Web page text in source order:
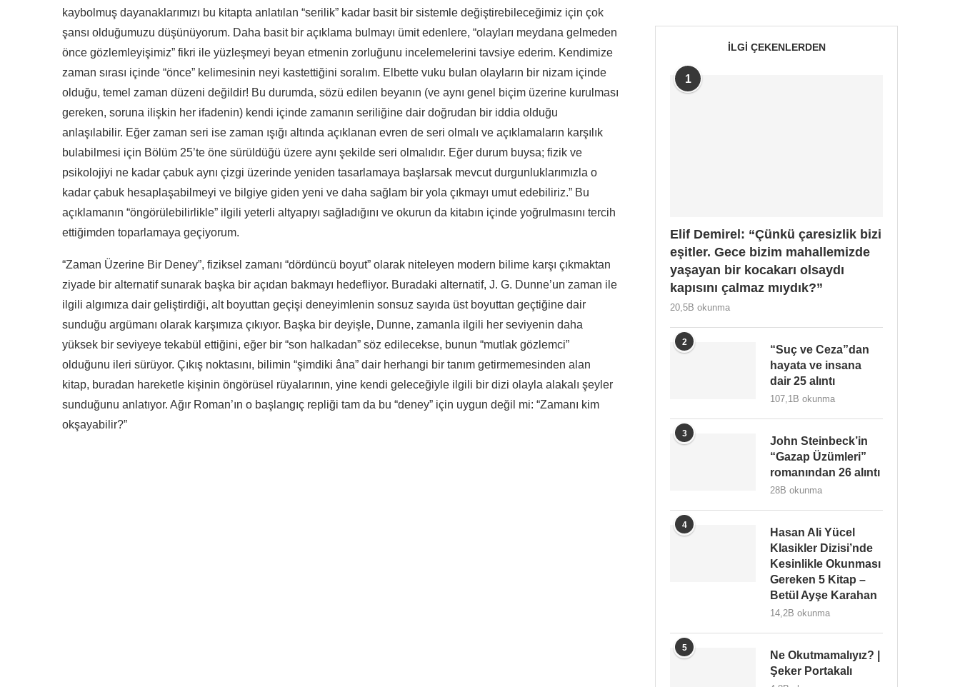
kaybolmuş dayanaklarımızı bu kitapta anlatılan “serilik” kadar basit bir sistemle değiştirebileceğimiz için çok
şansı olduğumuzu düşünüyorum. Daha basit bir açıklama bulmayı ümit edenlere, “olayları meydana gelmeden
önce gözlemleyişimiz” fikri ile yüzleşmeyi beyan etmenin zorluğunu incelemelerini tavsiye ederim. Kendimize
zaman sırası içinde “önce” kelimesinin neyi kastettiğini soralım. Elbette vuku bulan olayların bir nizam içinde
olduğu, temel zaman düzeni değildir! Bu durumda, sözü edilen beyanın (ve aynı genel biçim üzerine kurulması
gereken, soruna ilişkin her ifadenin) kendi içinde zamanın seriliğine dair doğrudan bir iddia olduğu
anlaşılabilir. Eğer zaman seri ise zaman ışığı altında açıklanan evren de seri olmalı ve açıklamaların karşılık
bulabilmesi için Bölüm 25’te öne sürüldüğü üzere aynı şekilde seri olmalıdır. Eğer durum buysa; fizik ve
psikolojiyi ne kadar çabuk aynı çizgi üzerinde yeniden tasarlamaya başlarsak mevcut durgunluklarımızla o
kadar çabuk hesaplaşabilmeyi ve bilgiye giden yeni ve daha sağlam bir yola çıkmayı umut edebiliriz.” Bu
açıklamanın “öngörülebilirlikle” ilgili yeterli altyapıyı sağladığını ve okurun da kitabın içinde yoğrulmasını tercih
ettiğimden toparlamaya geçiyorum.
“Zaman Üzerine Bir Deney”, fiziksel zamanı “dördüncü boyut” olarak niteleyen modern bilime karşı çıkmaktan
ziyade bir alternatif sunarak başka bir açıdan bakmayı hedefliyor. Buradaki alternatif, J. G. Dunne’un zaman ile
ilgili algımıza dair geliştirdiği, alt boyuttan geçişi deneyimlenin sonsuz sayıda üst boyuttan geçtiğine dair
sunduğu argümanı olarak karşımıza çıkıyor. Başka bir deyişle, Dunne, zamanla ilgili her seviyenin daha
yüksek bir seviyeye tekabül ettiğini, eğer bir “son halkadan” söz edilecekse, bunun “mutlak gözlemci”
olduğunu ileri sürüyor. Çıkış noktasını, bilimin “şimdiki âna” dair herhangi bir tanım getirmemesinden alan
kitap, buradan hareketle kişinin öngörüsel rüyalarının, yine kendi geleceğiyle ilgili bir dizi olayla alakalı şeyler
sunduğunu anlatıyor. Ağır Roman’ın o başlangıç repliği tam da bu “deney” için uygun değil mi: “Zamanı kim
okşayabilir?”
İLGI ÇEKENLERDEN
1
Elif Demirel: “Çünkü çaresizlik bizi
eşitler. Gece bizim mahallemizde
yaşayan bir kocakarı olsaydı
kapısını çalmaz mıydık?”
20,5B okunma
2
“Suç ve Ceza”dan
hayata ve insana
dair 25 alıntı
107,1B okunma
3
John Steinbeck’in
“Gazap Üzümleri”
romanından 26 alıntı
28B okunma
4
Hasan Ali Yücel
Klasikler Dizisi’nde
Kesinlikle Okunması
Gereken 5 Kitap –
Betül Ayşe Karahan
14,2B okunma
5
Ne Okutmamalıyız? |
Şeker Portakalı